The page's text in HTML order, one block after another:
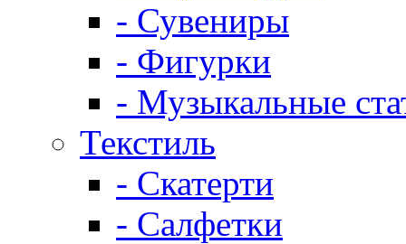
- Сувениры
- Фигурки
- Музыкальные
Текстиль
- Скатерти
- Салфетки